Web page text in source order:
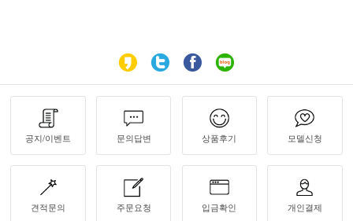
공지/이벤트 문의답변 상품후기 모델신청
견적문의 주문요청 입금확인 개인결제